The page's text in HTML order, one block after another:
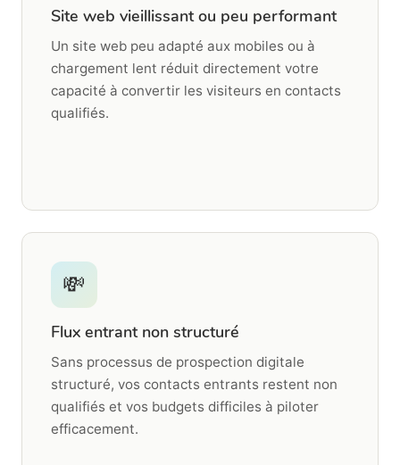
Site web vieillissant ou peu performant
Un site web peu adapté aux mobiles ou à
chargement lent réduit directement votre
capacité à convertir les visiteurs en contacts
qualifiés.
💸
Flux entrant non structuré
Sans processus de prospection digitale
structuré, vos contacts entrants restent non
qualifiés et vos budgets difficiles à piloter
efficacement.